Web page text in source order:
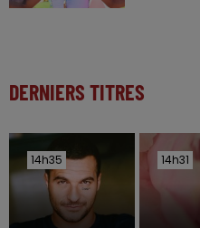
DERNIERS TITRES
14h35
14h35 14h31
14h31